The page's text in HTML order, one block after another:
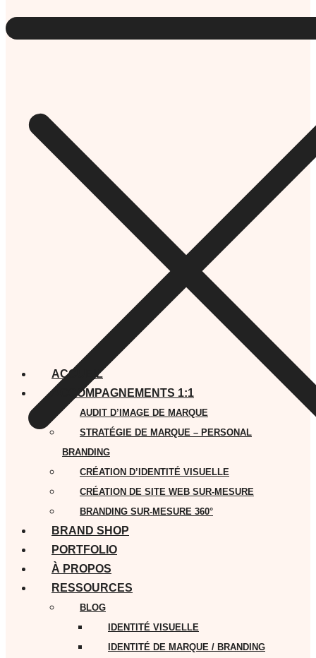
ACCUEIL
ACCOMPAGNEMENTS 1:1
AUDIT D’IMAGE DE MARQUE
STRATÉGIE DE MARQUE – PERSONAL
BRANDING
CRÉATION D’IDENTITÉ VISUELLE
CRÉATION DE SITE WEB SUR-MESURE
BRANDING SUR-MESURE 360°
BRAND SHOP
PORTFOLIO
À PROPOS
RESSOURCES
BLOG
IDENTITÉ VISUELLE
IDENTITÉ DE MARQUE / BRANDING